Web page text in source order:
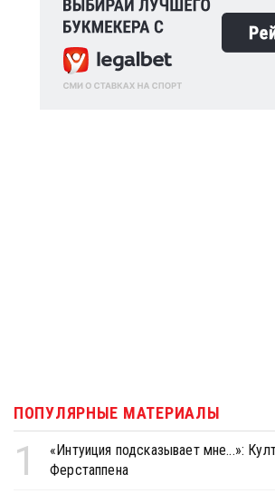
ПОПУЛЯРНЫЕ МАТЕРИАЛЫ
1
«Интуиция подсказывает мне...»:
Ферстаппена